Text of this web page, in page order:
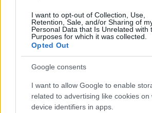
I want to opt-out of Collection, Use,
Retention, Sale, and/or Sharing of
Personal Data that Is Unrelated with
Purposes for which it was collected.
Opted Out
Google consents
I want to allow Google to enable
related to advertising like cookies on
device identifiers in apps.
ΕΛΛΑΔΑ